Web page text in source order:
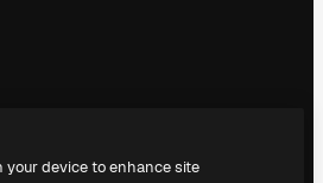
your device to enhance site